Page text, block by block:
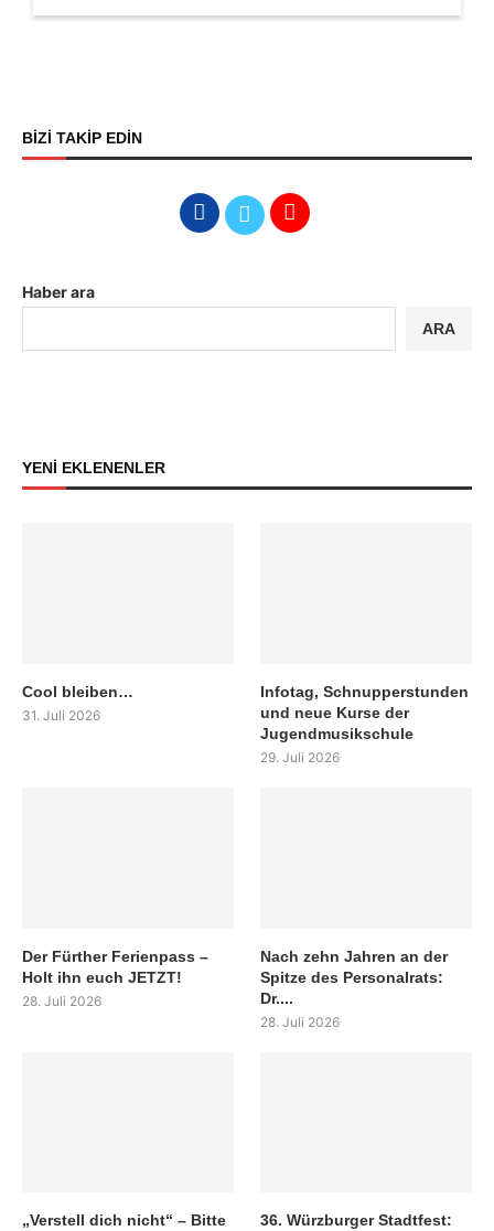
BİZİ TAKİP EDİN
Haber ara
ARA
YENİ EKLENENLER
Cool bleiben…
31. Juli 2026
Infotag, Schnupperstunden
und neue Kurse der
Jugendmusikschule
29. Juli 2026
Der Fürther Ferienpass –
Holt ihn euch JETZT!
28. Juli 2026
Nach zehn Jahren an der
Spitze des Personalrats:
Dr....
28. Juli 2026
„Verstell dich nicht“ – Bitte
36. Würzburger Stadtfest: